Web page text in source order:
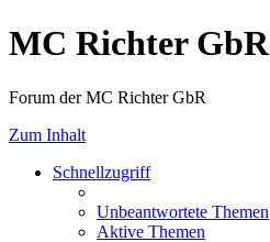
MC Richter GbR
Forum der MC Richter GbR
Zum Inhalt
Schnellzugriff
Unbeantwortete Themen
Aktive Themen